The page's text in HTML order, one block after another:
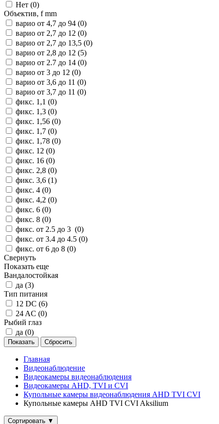
Нет (0)
Объектив, f mm
варио от 4,7 до 94 (0)
варио от 2,7 до 12 (0)
варио от 2,7 до 13,5 (0)
варио от 2,8 до 12 (5)
варио от 2.7 до 14 (0)
варио от 3 до 12 (0)
варио от 3,6 до 11 (0)
варио от 3,7 до 11 (0)
фикс. 1,1 (0)
фикс. 1,3 (0)
фикс. 1,56 (0)
фикс. 1,7 (0)
фикс. 1,78 (0)
фикс. 12 (0)
фикс. 16 (0)
фикс. 2,8 (0)
фикс. 3,6 (1)
фикс. 4 (0)
фикс. 4,2 (0)
фикс. 6 (0)
фикс. 8 (0)
фикс. от 2.5 до 3 (0)
фикс. от 3.4 до 4.5 (0)
фикс. от 6 до 8 (0)
Свернуть
Показать еще
Вандалостойкая
да (3)
Тип питания
12 DC (6)
24 AC (0)
Рыбий глаз
да (0)
Главная
Видеонаблюдение
Видеокамеры видеонаблюдения
Видеокамеры AHD, TVI и CVI
Купольные камеры видеонаблюдения AHD TVI CVI
Купольные камеры AHD TVI CVI Aksilium
Сортировать ▼